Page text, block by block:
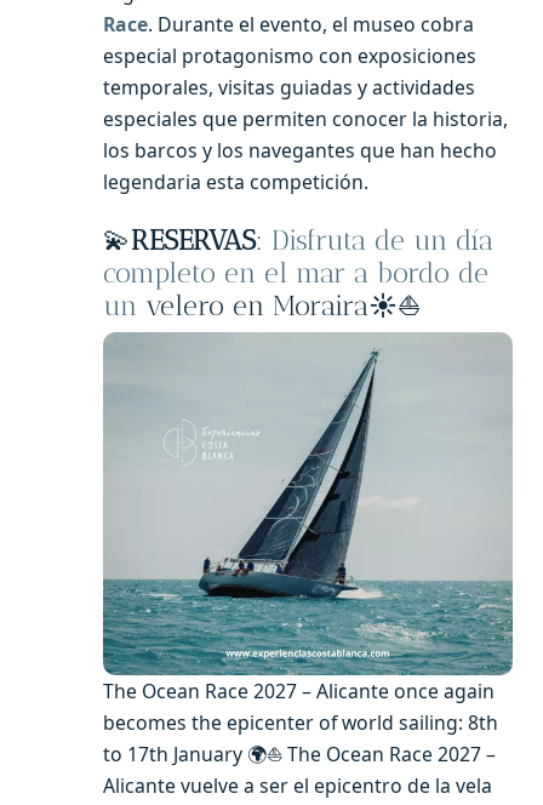
Race. Durante el evento, el museo cobra
especial protagonismo con exposiciones
temporales, visitas guiadas y actividades
especiales que permiten conocer la historia,
los barcos y los navegantes que han hecho
legendaria esta competición.
💫RESERVAS: Disfruta de un día
completo en el mar a bordo de
un velero en Moraira☀️⛵
The Ocean Race 2027 – Alicante once again
becomes the epicenter of world sailing: 8th
to 17th January 🌍⛵ The Ocean Race 2027 –
Alicante vuelve a ser el epicentro de la vela